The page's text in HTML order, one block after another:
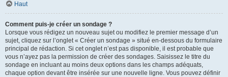
Haut
Comment puis-je créer un sondage ?
Lorsque vous rédigez un nouveau sujet ou modifiez le premier message d’un
sujet, cliquez sur l’onglet « Créer un sondage » situé en-dessous du formulaire
principal de rédaction. Si cet onglet n’est pas disponible, il est probable que
vous n’ayez pas la permission de créer des sondages. Saisissez le titre du
sondage en incluant au moins deux options dans les champs adéquats,
chaque option devant être insérée sur une nouvelle ligne. Vous pouvez définir